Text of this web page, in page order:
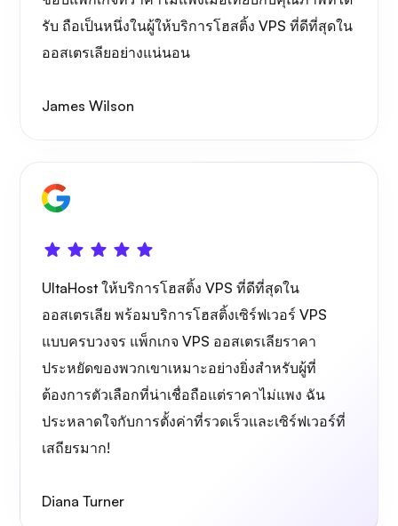
พอร์เทนเนอร์
รับ ถือเป็นหนึ่งในผู้ให้บริการโฮสติ้ง VPS ที่ดีที่สุดใน
ออสเตรเลียอย่างแน่นอน
James Wilson
UltaHost ให้บริการโฮสติ้ง VPS ที่ดีที่สุดใน
ออสเตรเลีย พร้อมบริการโฮสติ้งเซิร์ฟเวอร์ VPS
แบบครบวงจร แพ็กเกจ VPS ออสเตรเลียราคา
ประหยัดของพวกเขาเหมาะอย่างยิ่งสำหรับผู้ที่
ต้องการตัวเลือกที่น่าเชื่อถือแต่ราคาไม่แพง ฉัน
ประหลาดใจกับการตั้งค่าที่รวดเร็วและเซิร์ฟเวอร์ที่
เสถียรมาก!
Diana Turner